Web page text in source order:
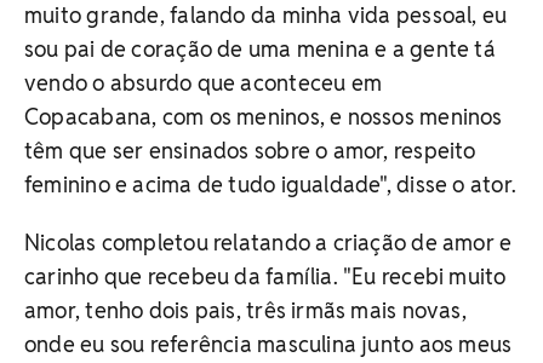
muito grande, falando da minha vida pessoal, eu
sou pai de coração de uma menina e a gente tá
vendo o absurdo que aconteceu em
Copacabana, com os meninos, e nossos meninos
têm que ser ensinados sobre o amor, respeito
feminino e acima de tudo igualdade", disse o ator.
Nicolas completou relatando a criação de amor e
carinho que recebeu da família. "Eu recebi muito
amor, tenho dois pais, três irmãs mais novas,
onde eu sou referência masculina junto aos meus